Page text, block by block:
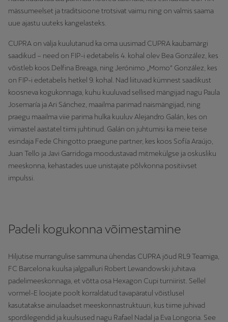
mässumeelset ja traditsioone trotsivat vaimu ning on valmis saama
uue ajastu uuteks kangelasteks.
CUPRA on välja kuulutanud ka oma uusimad CUPRA kaubamärgi
saadikud – need on FIP-i edetabelis 4. kohal olev Bea González, kes
võistleb koos Delfina Breaga, ning Jerónimo „Momo“ González, kes
on FIP-i edetabelis hetkel 9. kohal. Nad liituvad kümnest saadikust
koosneva kogukonnaga, kuhu kuuluvad sellised mängijad nagu Paula
Josemaría ja Ari Sánchez, maailma parimad naismängijad, ning
praegu maailma viie parima hulka kuuluv Alejandro Galán, kes on
viimastel aastatel tiimi juhtinud. Galán on juhtumisi ka meie teise
esindaja Fede Chingotto praegune partner, kes koos Sofía Araújo,
Juan Tello ja Javi Garridoga moodustavad mitmekülgse ja oskusliku
meeskonna, kehastades uue unistajate põlvkonna positiivset
impulssi.
Padeli kogukonna võimestamine
Hiljutise murrangulise sammuna ühendas CUPRA jõud RL9 Teamiga,
FC Barcelona kuulsa jalgpalluri Robert Lewandowski juhitava
padelimeeskonnaga, et võtta osa Hexagon Cupi turniirist. Sellel
vormel-E loojate poolt korraldatud tavapäratul võistlusel
kasutatakse ainulaadset meeskonnastruktuuri, kus tiime juhivad
spordilegendid ja kuulsused nagu Rafael Nadal ja Eva Longoria. See